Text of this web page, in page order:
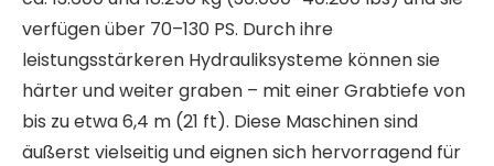
verfügen über 70–130 PS. Durch ihre
leistungsstärkeren Hydrauliksysteme können sie
härter und weiter graben – mit einer Grabtiefe von
bis zu etwa 6,4 m (21 ft). Diese Maschinen sind
äußerst vielseitig und eignen sich hervorragend für